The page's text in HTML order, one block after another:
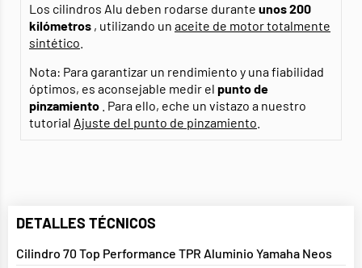
Los cilindros Alu deben rodarse durante unos 200
kilómetros , utilizando un aceite de motor totalmente
sintético
Nota: Para garantizar un rendimiento y una fiabilidad
óptimos, es aconsejable medir el punto de
pinzamiento . Para ello, eche un vistazo a nuestro
tutorial Ajuste del punto de pinzamiento
DETALLES TÉCNICOS
Cilindro 70 Top Performance TPR Aluminio Yamaha Neos